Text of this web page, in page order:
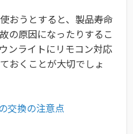
おうとすると、製品寿命
の原因になったりするこ
ンライトにリモコン対応
おくことが大切でしょ
交換の注意点